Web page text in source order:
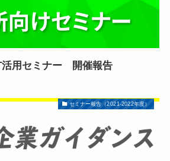
活用セミナー 開催報告
セミナー報告（2021-2022年度）